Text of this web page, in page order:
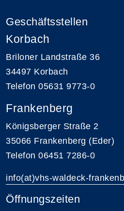
Geschäftsstellen
Korbach
Briloner Landstraße 36
34497 Korbach
Telefon 05631 9773-0
Frankenberg
Königsberger Straße 2
35066 Frankenberg (Eder)
Telefon 06451 7286-0
info(at)vhs-waldeck-
Öffnungszeiten